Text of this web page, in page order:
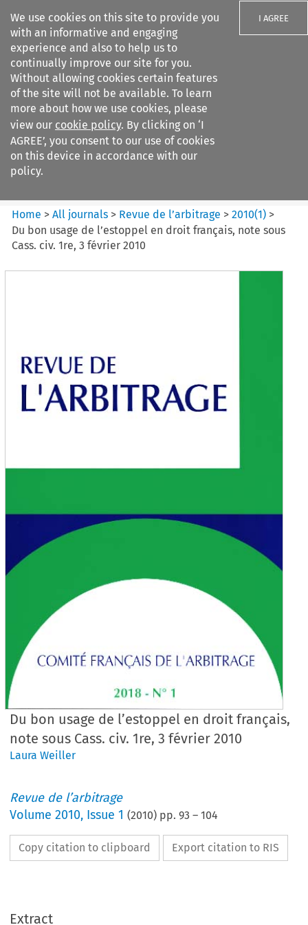
We use cookies on this site to provide you
with an informative and engaging
experience and also to help us to
continually improve our site for you.
Without allowing cookies certain features
of the site will not be available. To learn
more about how we use cookies, please
view our cookie policy. By clicking on ‘I
AGREE’, you consent to our use of cookies
on this device in accordance with our
policy.
I AGREE
Search filters
Revue de
l%E2%80%99arbitrage
Home >All journals > Revue de l’arbitrage >2010(1) >
Du bon usage de l’estoppel en droit français, note sous
Cass. civ. 1re, 3 février 2010
Du bon usage de l’estoppel en droit français,
note sous Cass. civ. 1re, 3 février 2010
Laura Weiller
Revue de l’arbitrage
Volume2010, Issue 1 (2010) pp.93 –104
Copy citation to clipboard Export citation to RIS
Extract